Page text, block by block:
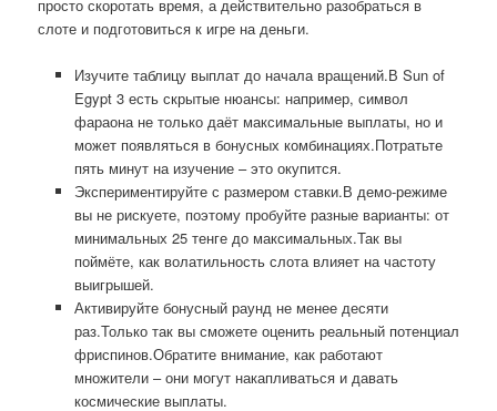
просто скоротать время, а действительно разобраться в
слоте и подготовиться к игре на деньги.
Изучите таблицу выплат до начала вращений.В Sun of
Egypt 3 есть скрытые нюансы: например, символ
фараона не только даёт максимальные выплаты, но и
может появляться в бонусных комбинациях.Потратьте
пять минут на изучение – это окупится.
Экспериментируйте с размером ставки.В демо-режиме
вы не рискуете, поэтому пробуйте разные варианты: от
минимальных 25 тенге до максимальных.Так вы
поймёте, как волатильность слота влияет на частоту
выигрышей.
Активируйте бонусный раунд не менее десяти
раз.Только так вы сможете оценить реальный потенциал
фриспинов.Обратите внимание, как работают
множители – они могут накапливаться и давать
космические выплаты.